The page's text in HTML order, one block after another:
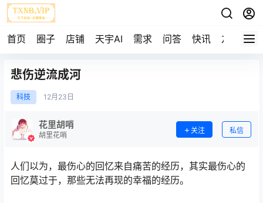
首页 圈子 店铺 天宇AI 需求 问答 快讯 友链
悲伤逆流成河
科技 12月 23日
花里胡哨
胡里花哨
关注 私信
人们以为，最伤心的回忆来自痛苦的经历，其实最伤心的
回忆莫过于，那些无法再现的幸福的经历。